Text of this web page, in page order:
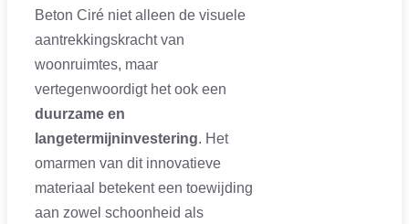
Beton Ciré niet alleen de visuele
aantrekkingskracht van
woonruimtes, maar
vertegenwoordigt het ook een
duurzame en
langetermijninvestering. Het
omarmen van dit innovatieve
materiaal betekent een toewijding
aan zowel schoonheid als